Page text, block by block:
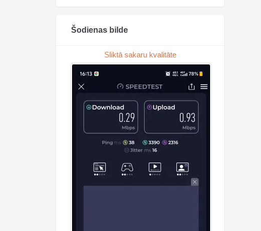
Šodienas bilde
Sliktā sakaru kvalitāte